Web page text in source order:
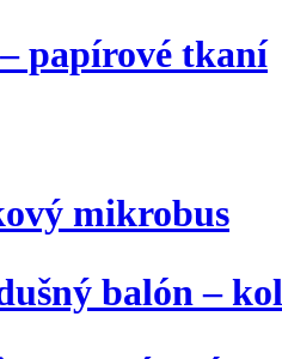
papírové tkaní
mikrobus
balón –